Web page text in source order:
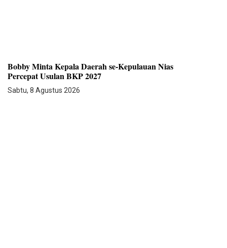
Bobby Minta Kepala Daerah se-Kepulauan Nias
Percepat Usulan BKP 2027
Sabtu, 8 Agustus 2026